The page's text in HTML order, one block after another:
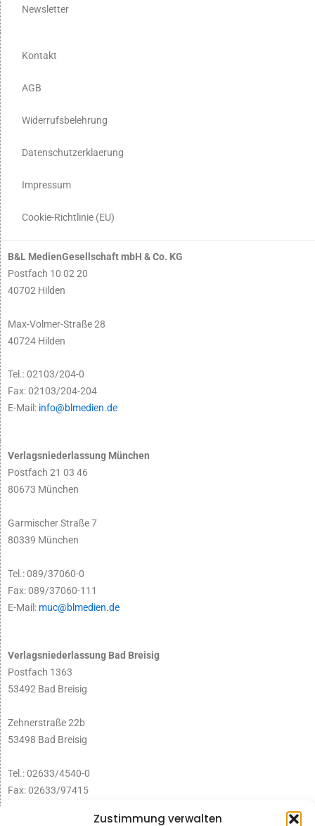
Zustimmung verwalten
Newsletter
Kontakt
AGB
Widerrufsbelehrung
Datenschutzerklaerung
Impressum
Cookie-Richtlinie (EU)
B&L MedienGesellschaft mbH & Co. KG
Postfach 10 02 20
40702 Hilden
Max-Volmer-Straße 28
40724 Hilden
Tel.: 02103/204-0
Fax: 02103/204-204
E-Mail: info@blmedien.de
Verlagsniederlassung München
Postfach 21 03 46
80673 München
Garmischer Straße 7
80339 München
Tel.: 089/37060-0
Fax: 089/37060-111
E-Mail: muc@blmedien.de
Verlagsniederlassung Bad Breisig
Postfach 1363
53492 Bad Breisig
Zehnerstraße 22b
53498 Bad Breisig
Tel.: 02633/4540-0
Fax: 02633/97415